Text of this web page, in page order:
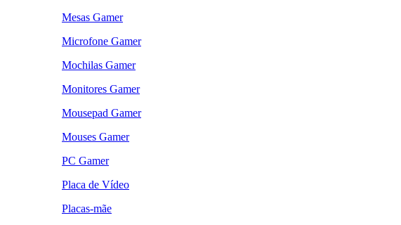
Mesas Gamer
Microfone Gamer
Mochilas Gamer
Monitores Gamer
Mousepad Gamer
Mouses Gamer
PC Gamer
Placa de Vídeo
Placas-mãe